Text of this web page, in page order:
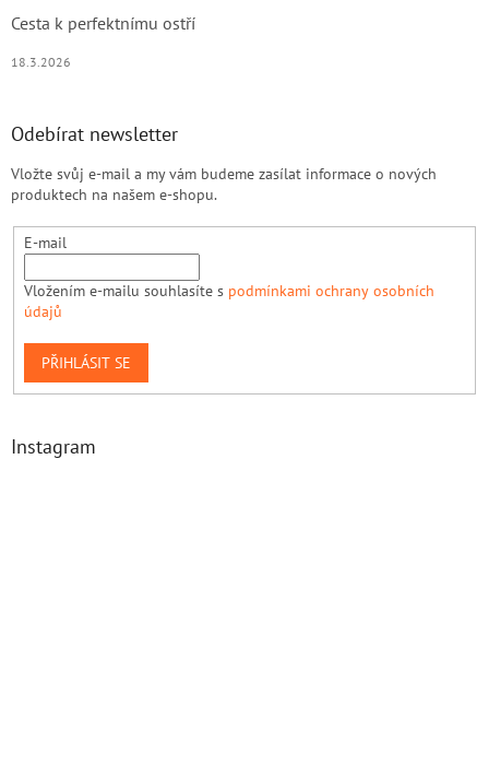
Cesta k perfektnímu ostří
18.3.2026
Odebírat newsletter
Vložte svůj e-mail a my vám budeme zasílat informace o nových
produktech na našem e-shopu.
E-mail
Vložením e-mailu souhlasíte s podmínkami ochrany osobních
údajů
PŘIHLÁSIT SE
Instagram